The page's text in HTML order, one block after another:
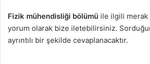
Fizik mühendisliği bölümü ile ilgili merak
yorum olarak bize iletebilirsiniz.
ayrıntılı bir şekilde cevaplanacaktır.